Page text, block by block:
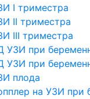
I триместра
II триместра
III триместра
УЗИ при
УЗИ при
плода
на УЗИ при